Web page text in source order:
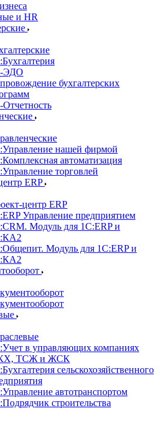
и HR
ЭДО
бухгалтерских
Отчетность
нашей фирмой
автоматизация
торговлей
ERP
центр ERP
Управление предприятием
Модуль для 1С:ERP и
Модуль для 1С:ERP и
в управляющих компаниях
ТСЖ и ЖСК
сельскохозяйственного
автотранспортом
строительства